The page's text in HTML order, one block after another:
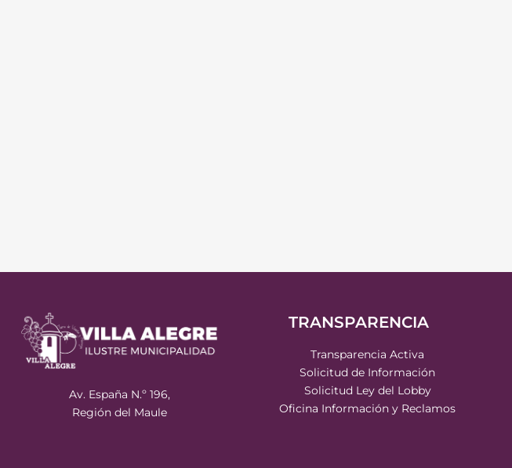
Av. España N.º 196,
Región del Maule
TRANSPARENCIA
Transparencia Activa
Solicitud de Información
Solicitud Ley del Lobby
Oficina Información y Reclamos